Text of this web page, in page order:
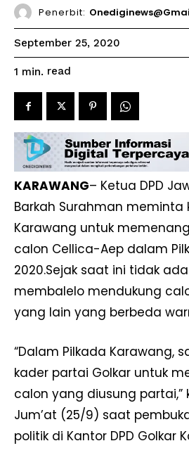
Penerbit:
September 25, 2020
1 min. read
KARAWANG– Ketua DPD
Barkah Surahman meminta
Karawang untuk
calon Cellica-Aep dalam
2020.Sejak saat ini tidak
membalelo mendukung
yang lain yang berbeda
“Dalam Pilkada Karawang,
kader partai Golkar untuk
calon yang diusung partai,”
Jum’at (25/9) saat
politik di Kantor DPD Golkar